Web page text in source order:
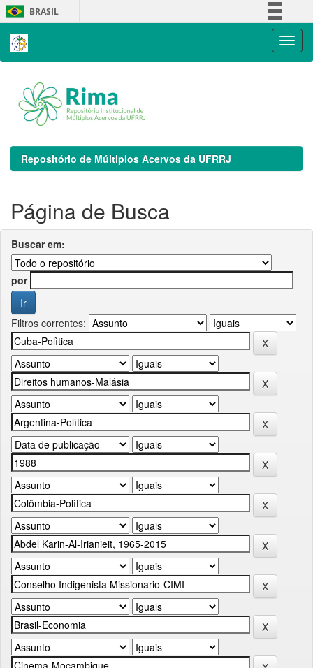
Skip
navigation
BRASIL
Repositório de Múltiplos Acervos da UFRRJ
Página de Busca
Buscar em:
por
Filtros correntes: